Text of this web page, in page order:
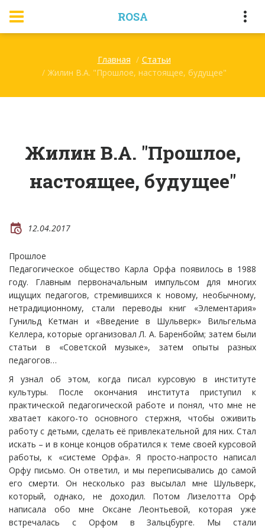
ROSA
Главная
Статьи
Жилин В.А. "Прошлое, настоящее, будущее"
Жилин В.А. "Прошлое,
настоящее, будущее"
12.04.2017
Прошлое
Педагогическое общество Карла Орфа появилось в 1988
году. Главным первоначальным импульсом для многих
ищущих педагогов, стремившихся к новому, необычному,
нетрадиционному, стали переводы книг «Элементария»
Гунильд Кетман и «Введение в Шульверк» Вильгельма
Келлера, которые организовал Л. А. Баренбойм; затем были
статьи в «Советской музыке», затем опыты разных
педагогов…
Я узнал об этом, когда писал курсовую в институте
культуры. После окончания института приступил к
практической педагогической работе и понял, что мне не
хватает какого-то основного стержня, чтобы оживить
работу с детьми, сделать её привлекательной для них. Стал
искать – и в конце концов обратился к теме своей курсовой
работы, к «системе Орфа». Я просто-напросто написал
Орфу письмо. Он ответил, и мы переписывались до самой
его смерти. Он несколько раз высылал мне Шульверк,
который, однако, не доходил. Потом Лизелотта Орф
написала обо мне Оксане Леонтьевой, которая уже
встречалась с Орфом в Зальцбурге. Мы стали